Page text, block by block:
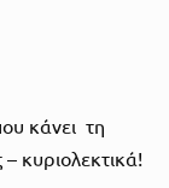
κάνει τη
κυριολεκτικά!